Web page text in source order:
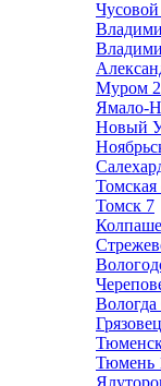
Чусовой
Муром 2
Ямало-
Новый
Томская
Томск 7
Вологда
Грязовец
Тюмень